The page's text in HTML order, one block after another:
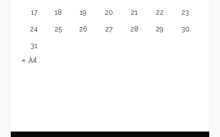
17 18 19 20 21 22 23
24 25 26 27 28 29 30
31
« Jul